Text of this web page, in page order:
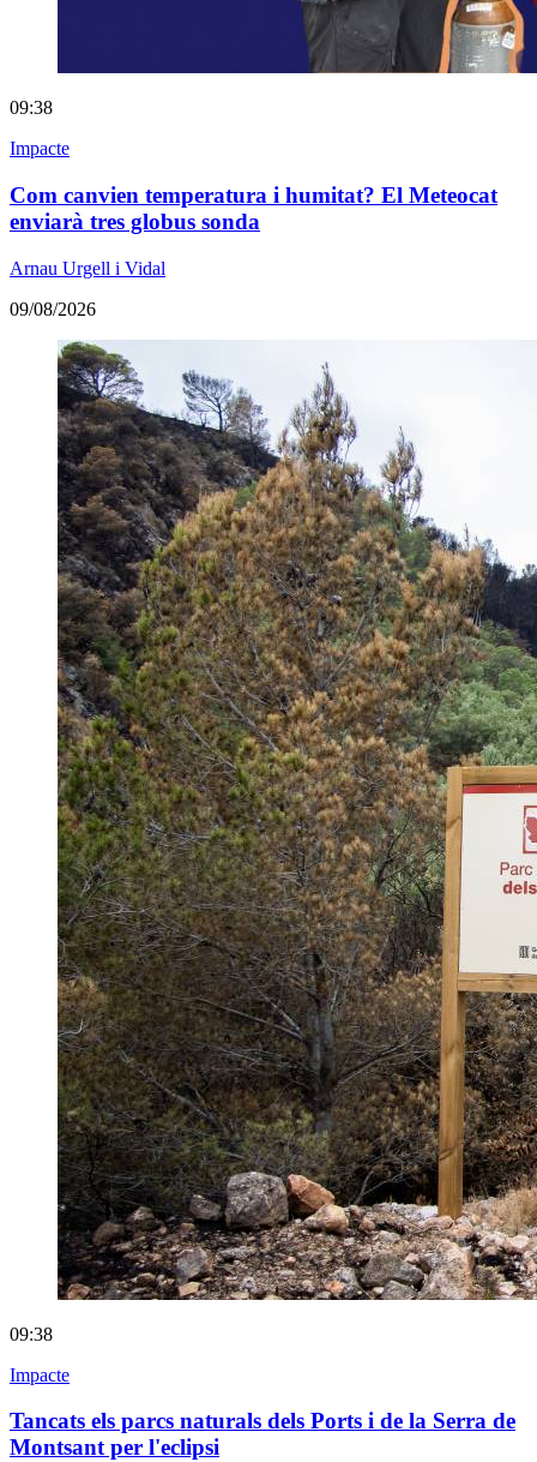
09:38
Impacte
Com canvien temperatura i humitat? El Meteocat
enviarà tres globus sonda
Arnau Urgell i Vidal
09/08/2026
09:38
Impacte
Tancats els parcs naturals dels Ports i de la Serra de
Montsant per l'eclipsi